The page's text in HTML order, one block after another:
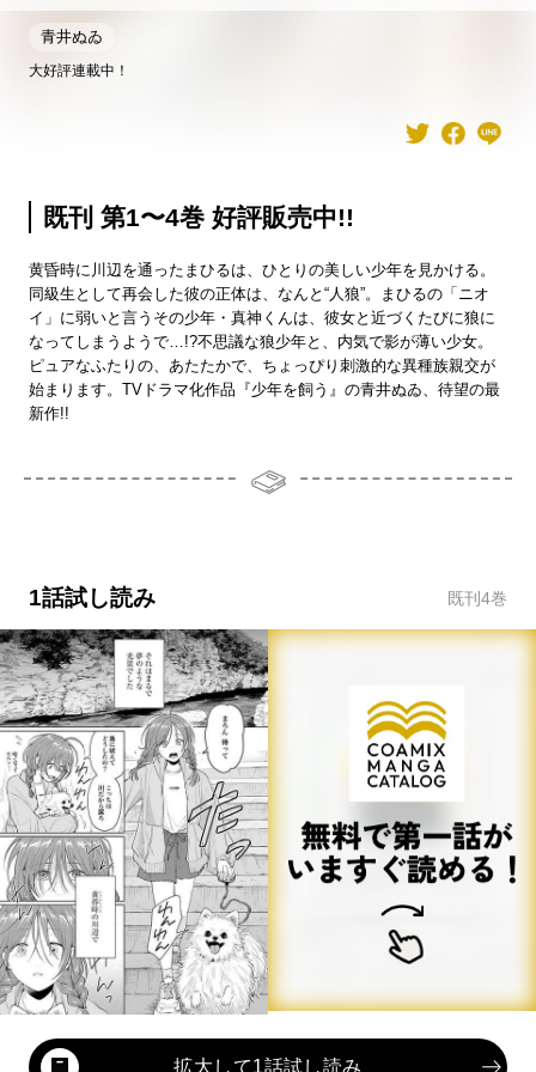
青井ぬゐ
大好評連載中！
既刊 第1〜4巻 好評販売中!!
黄昏時に川辺を通ったまひるは、ひとりの美しい少年を見かける。
同級生として再会した彼の正体は、なんと“人狼”。まひるの「ニオ
イ」に弱いと言うその少年・真神くんは、彼女と近づくたびに狼に
なってしまうようで…!?不思議な狼少年と、内気で影が薄い少女。
ピュアなふたりの、あたたかで、ちょっぴり刺激的な異種族親交が
始まります。TVドラマ化作品『少年を飼う』の青井ぬゐ、待望の最
新作!!
1話試し読み 既刊 4巻
拡大して1話試し読み